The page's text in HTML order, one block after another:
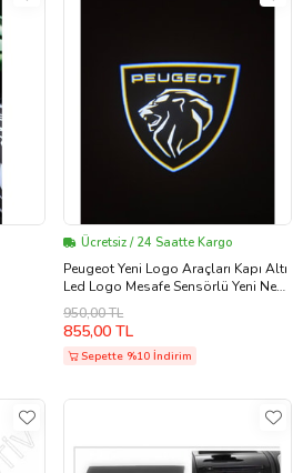
Ücretsiz / 24 Saatte Kargo
Peugeot Yeni Logo Araçları Kapı Altı
Led Logo Mesafe Sensörlü Yeni Nesil
2 ADET
950,00 TL
855,00 TL
Sepette %10 İndirim